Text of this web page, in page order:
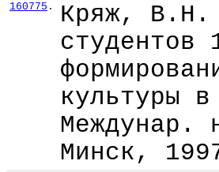
160775 .
Кряж, В.Н.
культуры
Минск,